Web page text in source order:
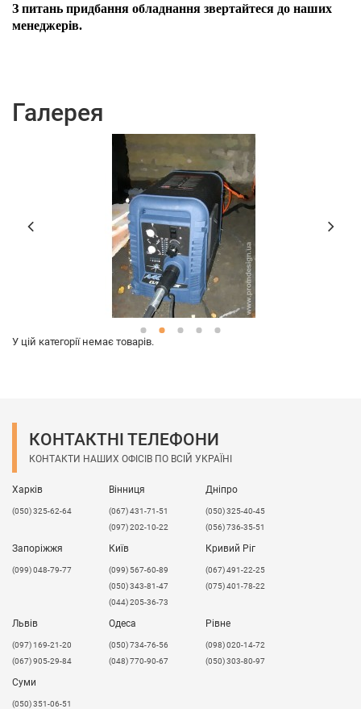
З питань придбання обладнання звертайтеся до наших
менеджерів.
Галерея
У цій категорії немає товарів.
КОНТАКТНІ ТЕЛЕФОНИ
КОНТАКТИ НАШИХ ОФІСІВ ПО ВСІЙ УКРАЇНІ
Харків
(050) 325-62-64
Вінниця
(067) 431-71-51
(097) 202-10-22
Дніпро
(050) 325-40-45
(056) 736-35-51
Запоріжжя
(099) 048-79-77
Київ
(099) 567-60-89
(050) 343-81-47
(044) 205-36-73
Кривий Ріг
(067) 491-22-25
(075) 401-78-22
Львів
​(097) 169-21-20
(067) 905-29-84
Одеса
(050) 734-76-56
(048) 770-90-67
Рівне
(098) 020-14-72
(050) 303-80-97
Суми
(050) 351-06-51